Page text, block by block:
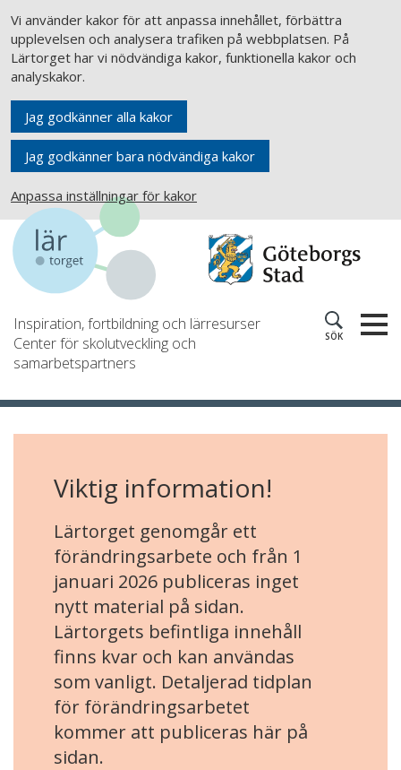
Vi använder kakor för att anpassa innehållet, förbättra
upplevelsen och analysera trafiken på webbplatsen. På
Lärtorget har vi nödvändiga kakor, funktionella kakor och
analyskakor.
Jag godkänner alla kakor
Jag godkänner bara nödvändiga kakor
Anpassa inställningar för kakor
Inspiration, fortbildning och lärresurser
Center för skolutveckling och
samarbetspartners
SÖK
Viktig information!
Lärtorget genomgår ett
förändringsarbete och från 1
januari 2026 publiceras inget
nytt material på sidan.
Lärtorgets befintliga innehåll
finns kvar och kan användas
som vanligt. Detaljerad tidplan
för förändringsarbetet
kommer att publiceras här på
sidan.